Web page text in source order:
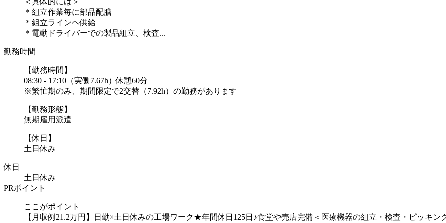
＜具体的には＞
＊組立作業毎に部品配膳
＊組立ラインヘ供給
＊電動ドライバーでの製品組立、検査...
勤務時間
【勤務時間】
08:30 - 17:10（実働7.67h）休憩60分
※繁忙期のみ、期間限定で2交替（7.92h）の勤務があります
【勤務形態】
無期雇用派遣
【休日】
土日休み
休日
土日休み
PRポイント
ここがポイント
【月収例21.2万円】日勤×土日休みの工場ワーク★年間休日125日♪食堂や売店完備＜医療機器の組立・検査・ピッキン